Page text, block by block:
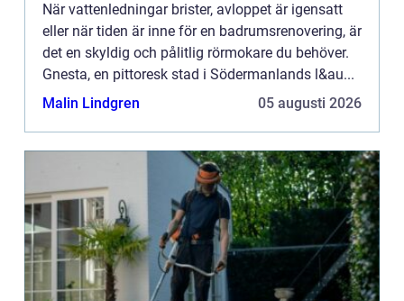
När vattenledningar brister, avloppet är igensatt
eller när tiden är inne för en badrumsrenovering, är
det en skyldig och pålitlig rörmokare du behöver.
Gnesta, en pittoresk stad i Södermanlands l&au...
Malin Lindgren
05 augusti 2026